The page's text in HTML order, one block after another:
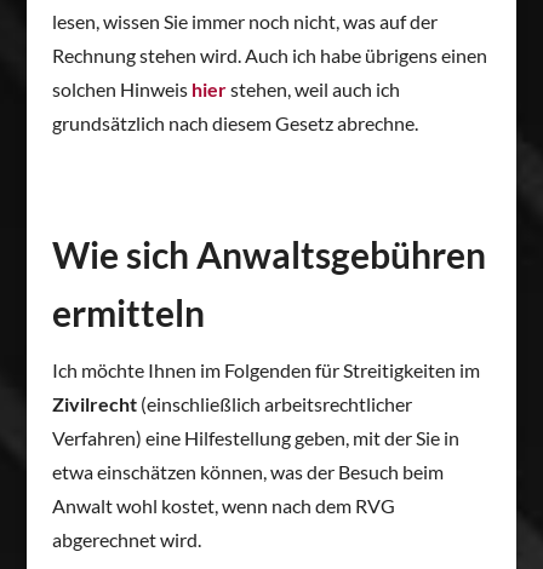
lesen, wissen Sie immer noch nicht, was auf der
Rechnung stehen wird. Auch ich habe übrigens einen
solchen Hinweis hierstehen, weil auch ich
grundsätzlich nach diesem Gesetz abrechne.
Wie sich Anwaltsgebühren
ermitteln
Ich möchte Ihnen im Folgenden für Streitigkeiten im
Zivilrecht(einschließlich arbeitsrechtlicher
Verfahren) eine Hilfestellung geben, mit der Sie in
etwa einschätzen können, was der Besuch beim
Anwalt wohl kostet, wenn nach dem RVG
abgerechnet wird.